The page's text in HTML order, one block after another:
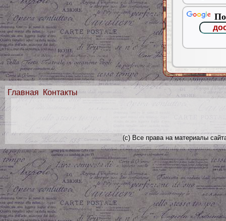
Главная Контакты
(с) Все права на материалы